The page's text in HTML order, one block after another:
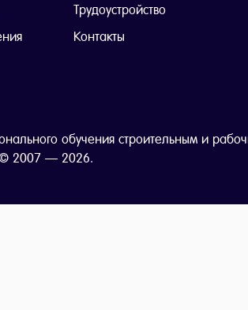
Трудоустройство
Контакты
обучения строительным и
2007 — 2026.